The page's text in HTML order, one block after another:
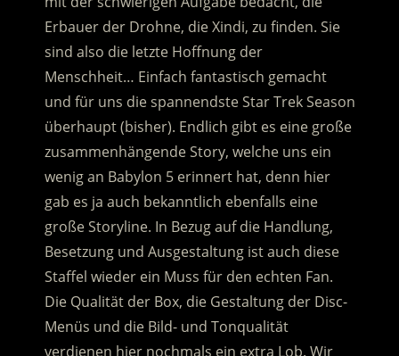
Erbauer der Drohne, die Xindi, zu finden. Sie
sind also die letzte Hoffnung der
Menschheit… Einfach fantastisch gemacht
und für uns die spannendste Star Trek Season
überhaupt (bisher). Endlich gibt es eine große
zusammenhängende Story, welche uns ein
wenig an Babylon 5 erinnert hat, denn hier
gab es ja auch bekanntlich ebenfalls eine
große Storyline. In Bezug auf die Handlung,
Besetzung und Ausgestaltung ist auch diese
Staffel wieder ein Muss für den echten Fan.
Die Qualität der Box, die Gestaltung der Disc-
Menüs und die Bild- und Tonqualität
verdienen hier nochmals ein extra Lob. Wir